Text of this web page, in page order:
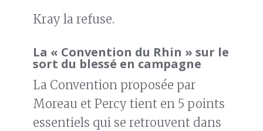
Kray la refuse.
La « Convention du Rhin » sur le
sort du blessé en campagne
La Convention proposée par
Moreau et Percy tient en 5 points
essentiels qui se retrouvent dans